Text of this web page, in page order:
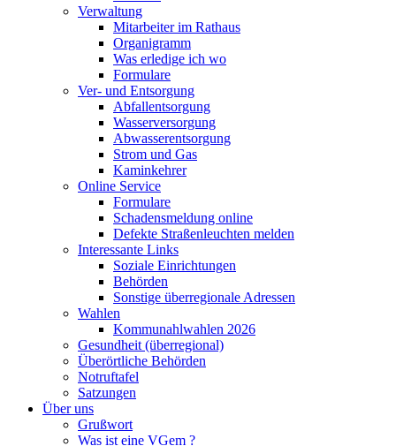
Verwaltung
Mitarbeiter im Rathaus
Organigramm
Was erledige ich wo
Formulare
Ver- und Entsorgung
Abfallentsorgung
Wasserversorgung
Abwasserentsorgung
Strom und Gas
Kaminkehrer
Online Service
Formulare
Schadensmeldung online
Defekte Straßenleuchten melden
Interessante Links
Soziale Einrichtungen
Behörden
Sonstige überregionale Adressen
Wahlen
Kommunahlwahlen 2026
Gesundheit (überregional)
Überörtliche Behörden
Notruftafel
Satzungen
Über uns
Grußwort
Was ist eine VGem ?